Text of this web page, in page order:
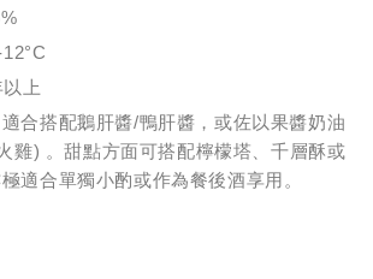
以上
適合搭配鵝肝醬/鴨肝醬，或佐以果醬奶油
雞) 。甜點方面可搭配檸檬塔、千層酥或
適合單獨小酌或作為餐後酒享用。